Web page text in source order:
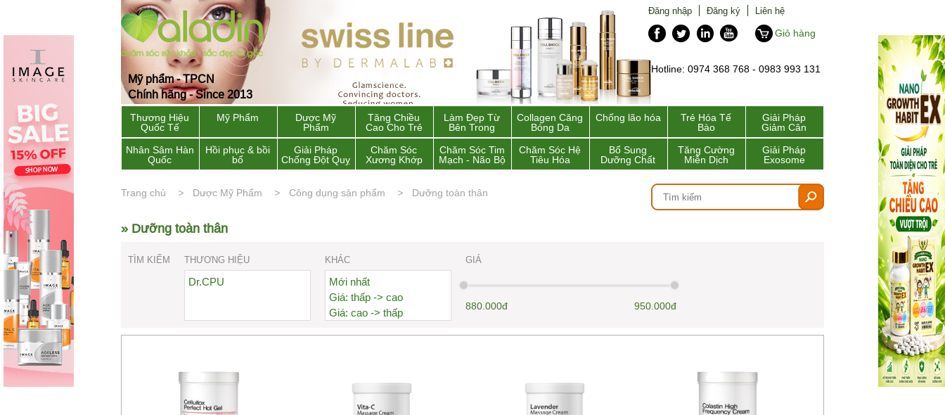
Mỹ phẩm - TPCN
Chính hãng - Since 2013
Đăng nhập Đăng ký
Liên hệ
Giỏ hàng
Hotline: 0974 368 768 - 0983 993 131
Thương Hiệu
Quốc Tế
Mỹ Phẩm
Dược Mỹ
Phẩm
Tăng Chiều
Cao Cho Trẻ
Làm Đẹp Từ
Bên Trong
Collagen Căng
Bóng Da
Chống lão hóa
Trẻ Hóa Tế
Bào
Giải Pháp
Giảm Cân
Nhân Sâm Hàn
Quốc
Hồi phục & bồi
bổ
Giải Pháp
Chống Đột Quỵ
Chăm Sóc
Xương Khớp
Chăm Sóc Tim
Mạch - Não Bộ
Chăm Sóc Hệ
Tiêu Hóa
Bổ Sung
Dưỡng Chất
Tăng Cường
Miễn Dịch
Giải Pháp
Exosome
Trang chủ Dược Mỹ Phẩm Công dụng sản phẩm Dưỡng toàn thân
» Dưỡng toàn thân
TÌM KIẾM THƯƠNG HIỆU
Dr.CPU
KHÁC
Mới nhất
Giá: thấp -> cao
Giá: cao -> thấp
GIÁ
880.000đ 950.000đ